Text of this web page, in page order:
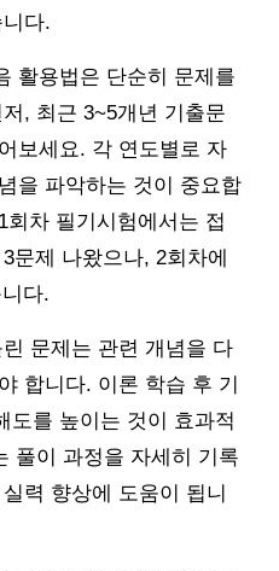
다.
활용법은 단순히 문제를
, 최근 3~5개년 기출문
보세요. 각 연도별로 자
을 파악하는 것이 중요합
차 필기시험에서는 접
문제 나왔으나, 2회차에
다.
문제는 관련 개념을 다
합니다. 이론 학습 후 기
도를 높이는 것이 효과적
풀이 과정을 자세히 기록
력 향상에 도움이 됩니